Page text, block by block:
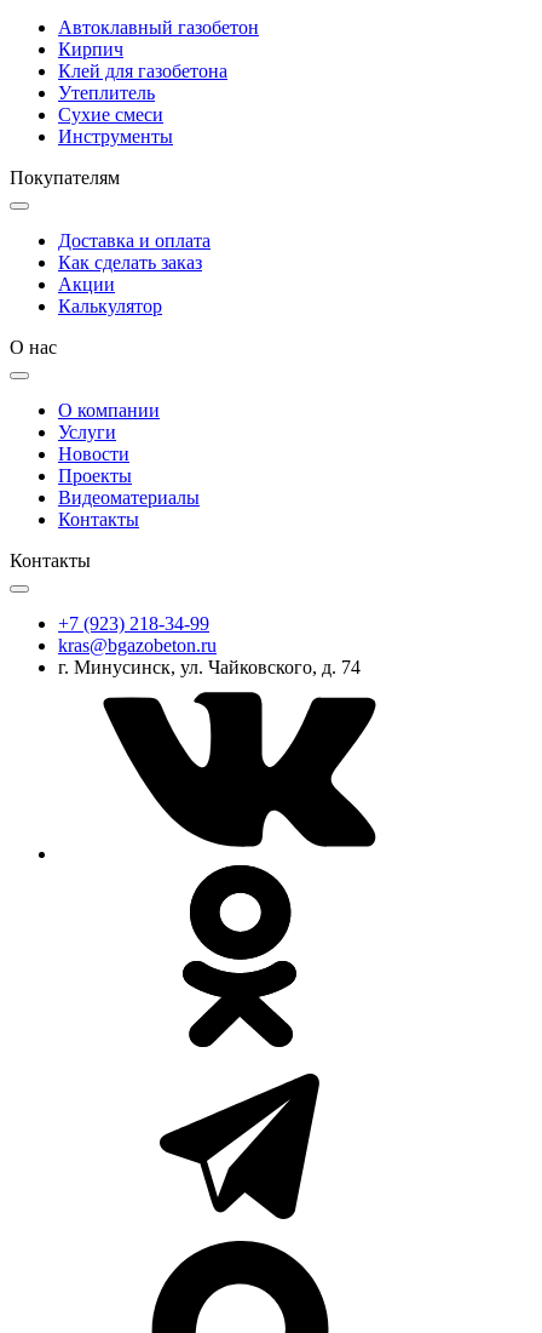
Автоклавный газобетон
Кирпич
Клей для газобетона
Утеплитель
Сухие смеси
Инструменты
Покупателям
Доставка и оплата
Как сделать заказ
Акции
Калькулятор
О нас
О компании
Услуги
Новости
Проекты
Видеоматериалы
Контакты
Контакты
+7 (923) 218-34-99
kras@bgazobeton.ru
г. Минусинск, ул. Чайковского, д. 74